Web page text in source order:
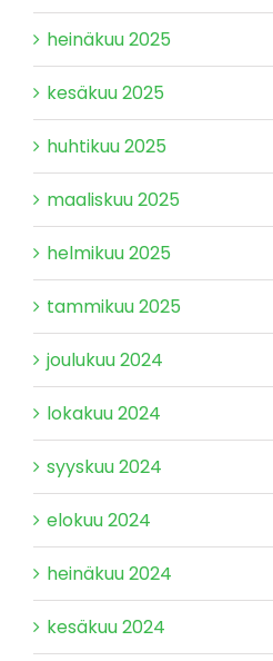
heinäkuu 2025
kesäkuu 2025
huhtikuu 2025
maaliskuu 2025
helmikuu 2025
tammikuu 2025
joulukuu 2024
lokakuu 2024
syyskuu 2024
elokuu 2024
heinäkuu 2024
kesäkuu 2024